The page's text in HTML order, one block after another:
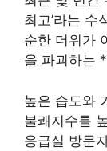
최고’라는
순한 더위가
을 파괴하는
높은 습도와
불쾌지수를
응급실 방문